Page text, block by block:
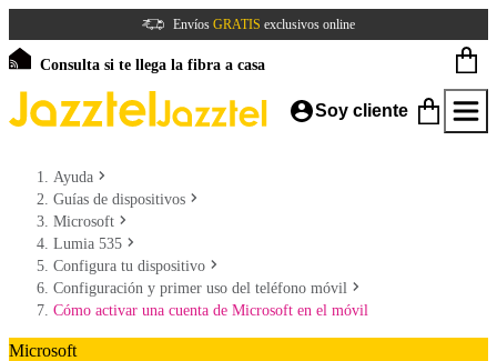
Envíos GRATIS exclusivos online
Consulta si te llega la fibra a casa
Soy cliente
Ayuda
Guías de dispositivos
Microsoft
Lumia 535
Configura tu dispositivo
Configuración y primer uso del teléfono móvil
Cómo activar una cuenta de Microsoft en el móvil
Microsoft